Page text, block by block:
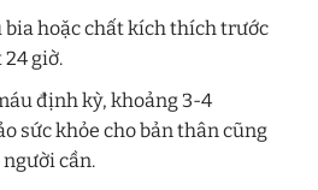
bia hoặc chất kích thích trước
giờ.
định kỳ, khoảng 3-4
sức khỏe cho bản thân cũng
cần.